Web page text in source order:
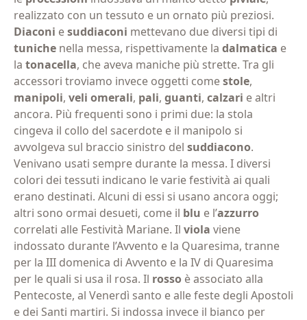
realizzato con un tessuto e un ornato più preziosi.
Diaconi esuddiaconi mettevano due diversi tipi di
tuniche nella messa, rispettivamente la dalmatica e
la tonacella, che aveva maniche più strette. Tra gli
accessori troviamo invece oggetti comestole,
manipoli, veli omerali, pali, guanti, calzari e altri
ancora. Più frequenti sono i primi due: la stola
cingeva il collo del sacerdote e il manipolo si
avvolgeva sul braccio sinistro del suddiacono.
Venivano usati sempre durante la messa. I diversi
colori dei tessuti indicano le varie festività ai quali
erano destinati. Alcuni di essi si usano ancora oggi;
altri sono ormai desueti, come il blu e l’azzurro
correlati alle Festività Mariane. Il viola viene
indossato durante l’Avvento e la Quaresima, tranne
per la III domenica di Avvento e la IV di Quaresima
per le quali si usa il rosa. Il rosso è associato alla
Pentecoste, al Venerdì santo e alle feste degli Apostoli
e dei Santi martiri. Si indossa invece il bianco per